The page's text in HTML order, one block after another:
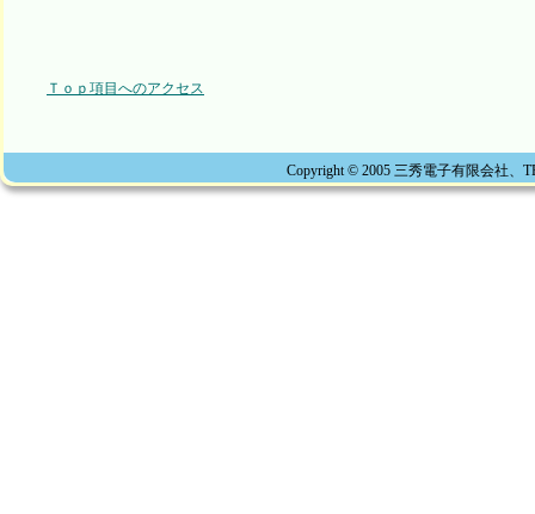
Ｔｏｐ項目へのアクセス
Copyright © 2005 三秀電子有限会社、